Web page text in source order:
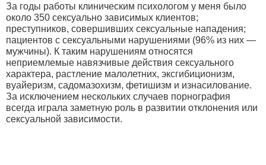
За годы работы клиническим психологом у меня было
около 350 сексуально зависимых клиентов;
преступников, совершивших сексуальные нападения;
пациентов с сексуальными нарушениями (96% из них —
мужчины). К таким нарушениям относятся
неприемлемые навязчивые действия сексуального
характера, растление малолетних, эксгибиционизм,
вуайеризм, садомазохизм, фетишизм и изнасилование.
За исключением нескольких случаев порнография
всегда играла заметную роль в развитии отклонения или
сексуальной зависимости.